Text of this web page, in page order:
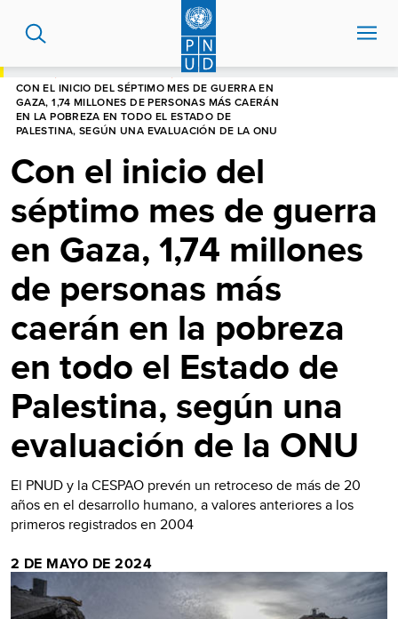
contenido
principal
CON EL INICIO DEL SÉPTIMO MES DE GUERRA EN
GAZA, 1,74 MILLONES DE PERSONAS MÁS CAERÁN
EN LA POBREZA EN TODO EL ESTADO DE
PALESTINA, SEGÚN UNA EVALUACIÓN DE LA ONU
Con el inicio del
séptimo mes de guerra
en Gaza, 1,74 millones
de personas más
caerán en la pobreza
en todo el Estado de
Palestina, según una
evaluación de la ONU
El PNUD y la CESPAO prevén un retroceso de más de 20
años en el desarrollo humano, a valores anteriores a los
primeros registrados en 2004
2 DE MAYO DE 2024